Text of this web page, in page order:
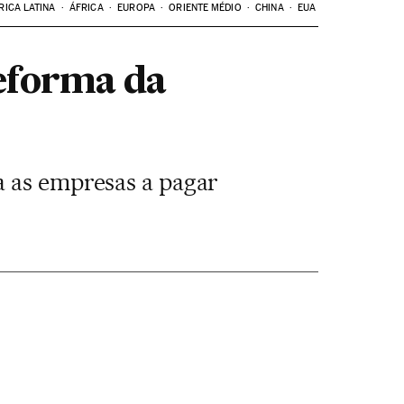
LATINA ÁFRICA EUROPA ORIENTE MÉDIO CHINA EUA
da
empresas a pagar